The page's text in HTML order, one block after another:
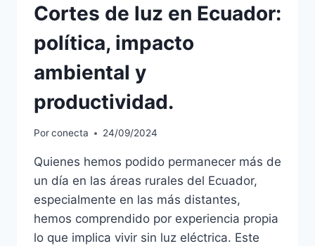
Cortes de luz en Ecuador:
política, impacto
ambiental y
productividad.
Porconecta 24/09/2024
Quienes hemos podido permanecer más de
un día en las áreas rurales del Ecuador,
especialmente en las más distantes,
hemos comprendido por experiencia propia
lo que implica vivir sin luz eléctrica. Este